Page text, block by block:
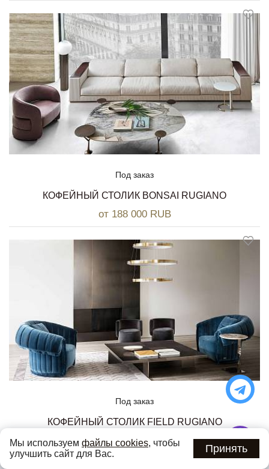
Под заказ
КОФЕЙНЫЙ СТОЛИК BONSAI RUGIANO
от 188 000 RUB
Под заказ
КОФЕЙНЫЙ СТОЛИК FIELD RUGIANO
от 350 000 RUB
Мы используем файлы cookies, чтобы
улучшить сайт для Вас.
Принять